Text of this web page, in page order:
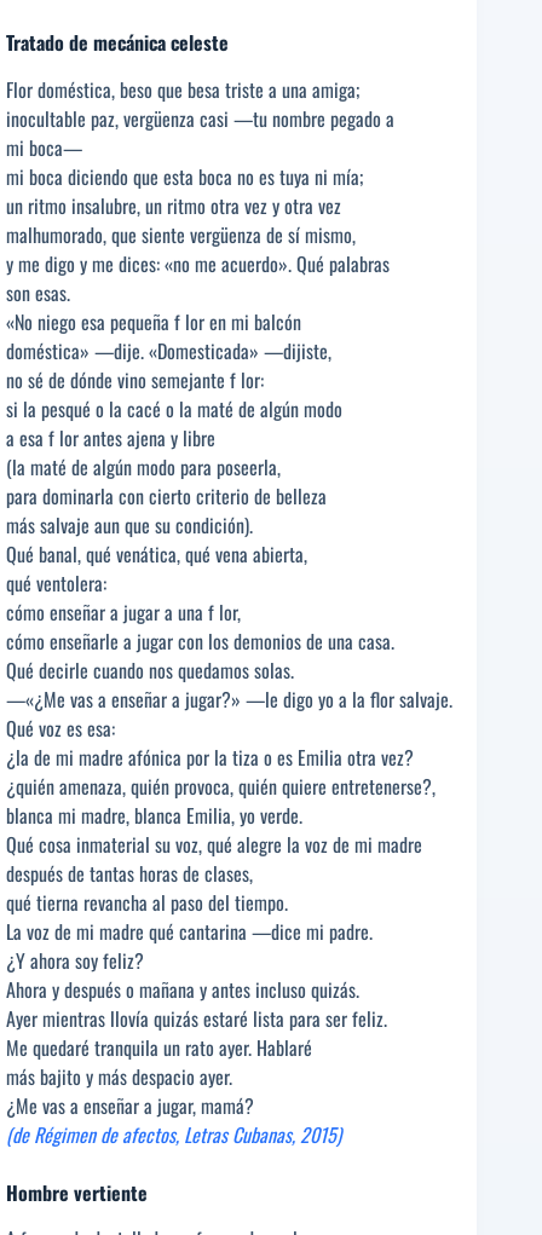
Tratado de mecánica celeste
Flor doméstica, beso que besa triste a una amiga;
inocultable paz, vergüenza casi —tu nombre pegado a
mi boca—
mi boca diciendo que esta boca no es tuya ni mía;
un ritmo insalubre, un ritmo otra vez y otra vez
malhumorado, que siente vergüenza de sí mismo,
y me digo y me dices: «no me acuerdo». Qué palabras
son esas.
«No niego esa pequeña f lor en mi balcón
doméstica» —dije. «Domesticada» —dijiste,
no sé de dónde vino semejante f lor:
si la pesqué o la cacé o la maté de algún modo
a esa f lor antes ajena y libre
(la maté de algún modo para poseerla,
para dominarla con cierto criterio de belleza
más salvaje aun que su condición).
Qué banal, qué venática, qué vena abierta,
qué ventolera:
cómo enseñar a jugar a una f lor,
cómo enseñarle a jugar con los demonios de una casa.
Qué decirle cuando nos quedamos solas.
—«¿Me vas a enseñar a jugar?» —le digo yo a la flor salvaje.
Qué voz es esa:
¿la de mi madre afónica por la tiza o es Emilia otra vez?
¿quién amenaza, quién provoca, quién quiere entretenerse?,
blanca mi madre, blanca Emilia, yo verde.
Qué cosa inmaterial su voz, qué alegre la voz de mi madre
después de tantas horas de clases,
qué tierna revancha al paso del tiempo.
La voz de mi madre qué cantarina —dice mi padre.
¿Y ahora soy feliz?
Ahora y después o mañana y antes incluso quizás.
Ayer mientras llovía quizás estaré lista para ser feliz.
Me quedaré tranquila un rato ayer. Hablaré
más bajito y más despacio ayer.
¿Me vas a enseñar a jugar, mamá?
(de Régimen de afectos, Letras Cubanas, 2015)
Hombre vertiente